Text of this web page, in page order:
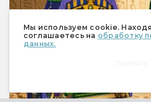
Мы используем cookie.
соглашаетесь на обработку
данных.